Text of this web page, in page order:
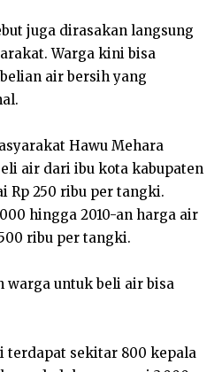
juga dirasakan langsung
Warga kini bisa
air bersih yang
Hawu Mehara
air dari ibu kota kabupaten
Rp 250 ribu per tangki.
hingga 2010-an harga air
ribu per tangki.
warga untuk beli air bisa
terdapat sekitar 800 kepala